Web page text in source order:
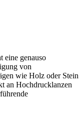
eine genauso
von
wie Holz oder Stein
an Hochdrucklanzen